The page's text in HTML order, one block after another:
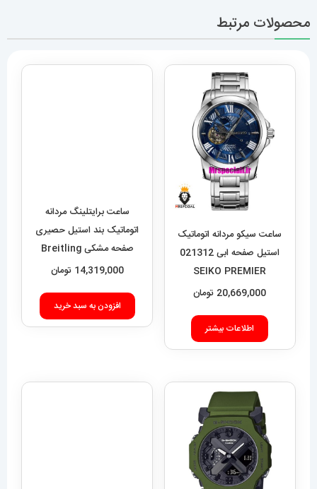
محصولات مرتبط
ساعت سیکو مردانه اتوماتیک
استیل صفحه ابی 021312
SEIKO PREMIER
20,669,000 تومان
اطلاعات بیشتر
ساعت برایتلینگ مردانه
اتوماتیک بند استیل حصیری
صفحه مشکی Breitling
Super Ocean 020955
14,319,000تومان
افزودن به سبد خرید